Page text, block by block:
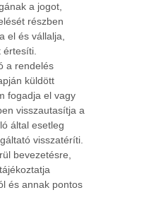
a jogot,
részben
el és vállalja,
a rendelés
küldött
fogadja el vagy
visszautasítja a
által esetleg
visszatéríti.
bevezetésre,
és annak pontos